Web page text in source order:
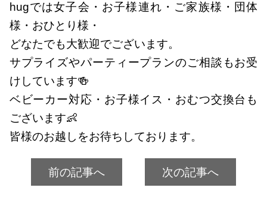
hugでは女子会・お子様連れ・ご家族様・団体
様・おひとり様・
どなたでも大歓迎でございます。
サプライズやパーティープランのご相談もお受
けしています🍻
ベビーカー対応・お子様イス・おむつ交換台も
ございます👶
皆様のお越しをお待ちしております。
前の記事へ 次の記事へ